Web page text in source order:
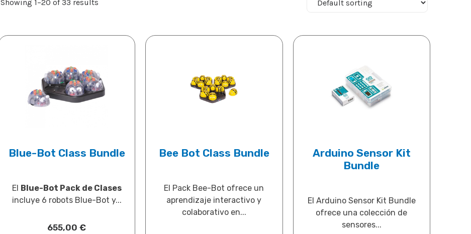
Showing 1–20 of 33 results
Blue-Bot Class Bundle
El Blue-Bot Pack de Clases
incluye 6 robots Blue-Bot y...
655,00€
Bee Bot Class Bundle
El Pack Bee-Bot ofrece un
aprendizaje interactivo y
colaborativo en...
Arduino Sensor Kit
Bundle
El Arduino Sensor Kit Bundle
ofrece una colección de
sensores...